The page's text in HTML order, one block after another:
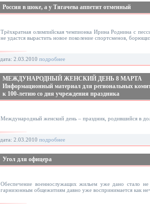
Россия в шоке, а у Тягачева аппетит отменный
Трёхкратная олимпийская чемпионка Ирина Роднина с
не удастся вырастить новое поколение спортсменов,
дата: 2.03.2010 подробнее
МЕЖДУНАРОДНЫЙ ЖЕНСКИЙ ДЕНЬ 8 МАРТА
Информационный материал для региональных
к 100-летию со дня учреждения праздника
Международный женский день – праздник, родившийся в
дата: 2.03.2010 подробнее
Угол для офицера
Обеспечение военнослужащих жильем уже дано стало
гарнизонным общежитиям давно уже воспринимается как